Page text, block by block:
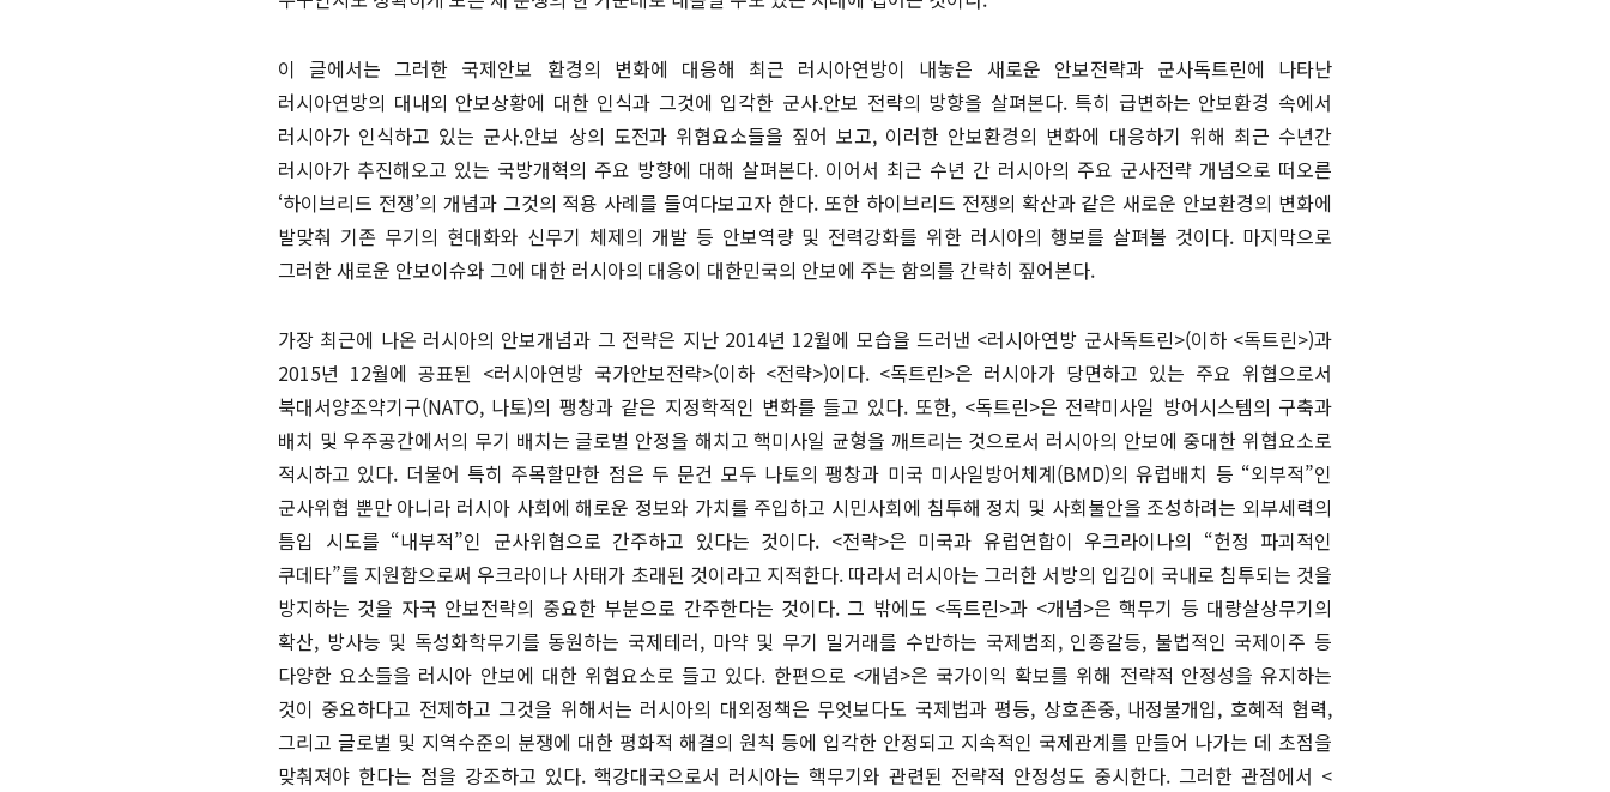
이 글에서는 그러한 국제안보 환경의 변화에 대응해 최근 러시아연방이 내놓은 새로운 안보전략과 군사독트린에 나타난
러시아연방의 대내외 안보상황에 대한 인식과 그것에 입각한 군사.안보 전략의 방향을 살펴본다. 특히 급변하는 안보환경 속에서
러시아가 인식하고 있는 군사.안보 상의 도전과 위협요소들을 짚어 보고, 이러한 안보환경의 변화에 대응하기 위해 최근 수년간
러시아가 추진해오고 있는 국방개혁의 주요 방향에 대해 살펴본다. 이어서 최근 수년 간 러시아의 주요 군사전략 개념으로 떠오른
‘하이브리드 전쟁’의 개념과 그것의 적용 사례를 들여다보고자 한다. 또한 하이브리드 전쟁의 확산과 같은 새로운 안보환경의 변화에
발맞춰 기존 무기의 현대화와 신무기 체제의 개발 등 안보역량 및 전력강화를 위한 러시아의 행보를 살펴볼 것이다. 마지막으로
그러한 새로운 안보이슈와 그에 대한 러시아의 대응이 대한민국의 안보에 주는 함의를 간략히 짚어본다.
가장 최근에 나온 러시아의 안보개념과 그 전략은 지난 2014년 12월에 모습을 드러낸 <러시아연방 군사독트린>(이하 <독트린>)과
2015년 12월에 공표된 <러시아연방 국가안보전략>(이하 <전략>)이다. <독트린>은 러시아가 당면하고 있는 주요 위협으로서
북대서양조약기구(NATO, 나토)의 팽창과 같은 지정학적인 변화를 들고 있다. 또한, <독트린>은 전략미사일 방어시스템의 구축과
배치 및 우주공간에서의 무기 배치는 글로벌 안정을 해치고 핵미사일 균형을 깨트리는 것으로서 러시아의 안보에 중대한 위협요소로
적시하고 있다. 더불어 특히 주목할만한 점은 두 문건 모두 나토의 팽창과 미국 미사일방어체계(BMD)의 유럽배치 등 “외부적”인
군사위협 뿐만 아니라 러시아 사회에 해로운 정보와 가치를 주입하고 시민사회에 침투해 정치 및 사회불안을 조성하려는 외부세력의
틈입 시도를 “내부적”인 군사위협으로 간주하고 있다는 것이다. <전략>은 미국과 유럽연합이 우크라이나의 “헌정 파괴적인
쿠데타”를 지원함으로써 우크라이나 사태가 초래된 것이라고 지적한다. 따라서 러시아는 그러한 서방의 입김이 국내로 침투되는 것을
방지하는 것을 자국 안보전략의 중요한 부분으로 간주한다는 것이다. 그 밖에도 <독트린>과 <개념>은 핵무기 등 대량살상무기의
확산, 방사능 및 독성화학무기를 동원하는 국제테러, 마약 및 무기 밀거래를 수반하는 국제범죄, 인종갈등, 불법적인 국제이주 등
다양한 요소들을 러시아 안보에 대한 위협요소로 들고 있다. 한편으로 <개념>은 국가이익 확보를 위해 전략적 안정성을 유지하는
것이 중요하다고 전제하고 그것을 위해서는 러시아의 대외정책은 무엇보다도 국제법과 평등, 상호존중, 내정불개입, 호혜적 협력,
그리고 글로벌 및 지역수준의 분쟁에 대한 평화적 해결의 원칙 등에 입각한 안정되고 지속적인 국제관계를 만들어 나가는 데 초점을
맞춰져야 한다는 점을 강조하고 있다. 핵강대국으로서 러시아는 핵무기와 관련된 전략적 안정성도 중시한다. 그러한 관점에서 <